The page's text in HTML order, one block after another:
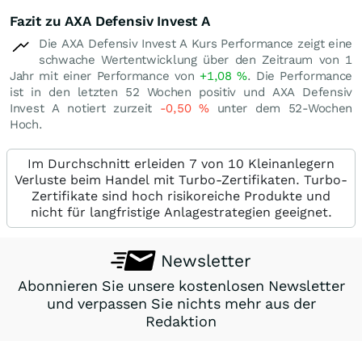
Fazit zu AXA Defensiv Invest A
Die AXA Defensiv Invest A Kurs Performance zeigt eine
schwache Wertentwicklung über den Zeitraum von 1
Jahr mit einer Performance von +1,08%. Die Performance
ist in den letzten 52 Wochen positiv und AXA Defensiv
Invest A notiert zurzeit -0,50%unter dem 52-Wochen
Hoch.
Im Durchschnitt erleiden 7 von 10 Kleinanlegern
Verluste beim Handel mit Turbo-Zertifikaten. Turbo-
Zertifikate sind hoch risikoreiche Produkte und
nicht für langfristige Anlagestrategien geeignet.
Newsletter
Abonnieren Sie unsere kostenlosen Newsletter
und verpassen Sie nichts mehr aus der
Redaktion